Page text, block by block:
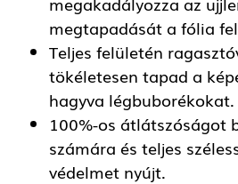
megtapadását a fólia
Teljes felületén
tökéletesen tapad a
hagyva légbuborékokat.
100%-os átlátszóságot
számára és teljes
védelmet nyújt.